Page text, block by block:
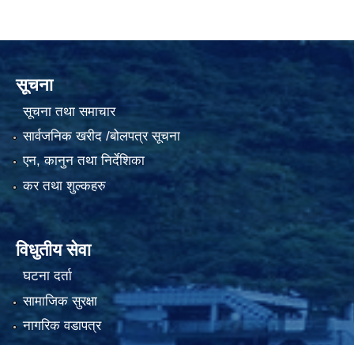
सूचना
सूचना तथा समाचार
सार्वजनिक खरीद /बोलपत्र सूचना
एन, कानुन तथा निर्देशिका
कर तथा शुल्कहरु
विधुतीय सेवा
घटना दर्ता
सामाजिक सुरक्षा
नागरिक वडापत्र